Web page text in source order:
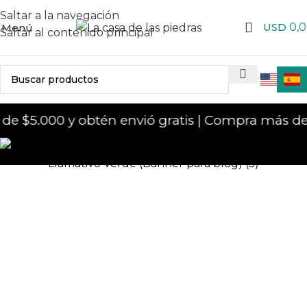
Saltar a la navegación
Saltar al contenido principal
Menú USD
$5.000 y obtén envió gratis | Compra más